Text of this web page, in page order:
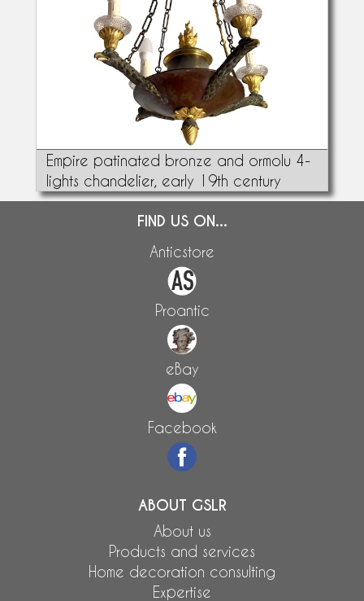
Empire patinated bronze and ormolu 4-
lights chandelier, early 19th century
FIND US ON...
Anticstore
Proantic
eBay
Facebook
ABOUT GSLR
About us
Products and services
Home decoration consulting
Expertise